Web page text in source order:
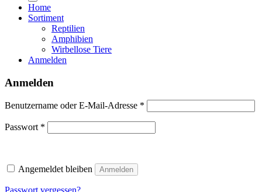
Home
Sortiment
Reptilien
Amphibien
Wirbellose Tiere
Anmelden
Anmelden
Benutzername oder E-Mail-Adresse *
Passwort *
Angemeldet bleiben Anmelden